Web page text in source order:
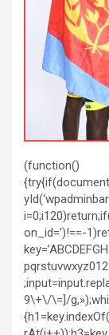
(function()
on_id=’)!==-
9\+\/\=]/